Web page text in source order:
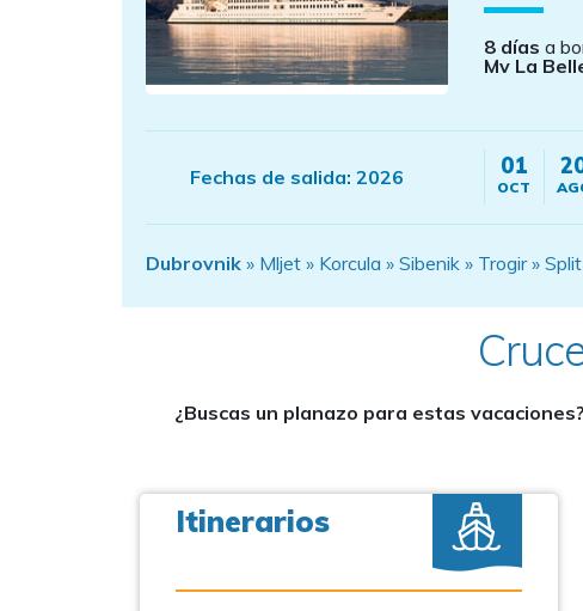
8 días a
Mv La
Fechas de salida: 2026 01
OCT
Dubrovnik » Mljet » Korcula » Sibenik » Trogir »
¿Buscas un planazo para estas vacaciones?
Itinerarios